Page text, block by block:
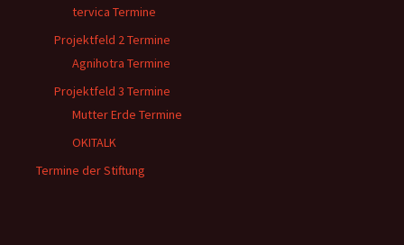
tervica Termine
Projektfeld 2 Termine
Agnihotra Termine
Projektfeld 3 Termine
Mutter Erde Termine
OKITALK
Termine der Stiftung